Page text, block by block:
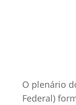
O plenário
Federal)